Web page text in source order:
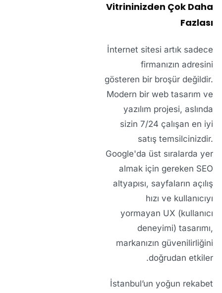
Vitrininizden Çok Daha
Fazlası
İnternet sitesi artık sadece
firmanızın adresini
gösteren bir broşür değildir.
Modern birweb tasarım ve
yazılım projesi, aslında
sizin 7/24 çalışan en iyi
satış temsilcinizdir.
Google'da üst sıralarda yer
almak için gereken SEO
altyapısı, sayfaların açılış
hızı ve kullanıcıyı
yormayan UX (kullanıcı
deneyimi) tasarımı,
markanızın güvenilirliğini
doğrudan etkiler.
İstanbul’un yoğun rekabet